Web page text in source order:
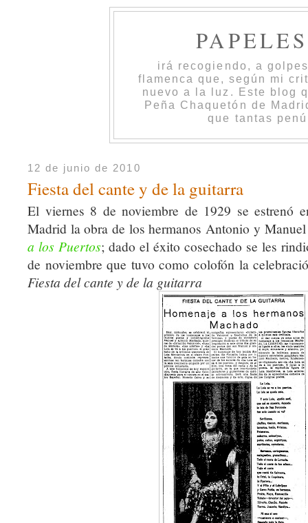
irá recogiendo, a
flamenca que, según mi
nuevo a la luz. Este blog
Peña Chaquetón de
que tantas
12 de junio de 2010
Fiesta del cante y de la guitarra
El viernes 8 de noviembre de 1929 se estrenó
Madrid la obra de los hermanos Antonio y
a los Puertos; dado el éxito cosechado se les
de noviembre que tuvo como colofón la
Fiesta del cante y de la guitarra